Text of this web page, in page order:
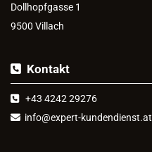
Dollhopfgasse 1
9500 Villach
 Kontakt
 +43 4242 29276
 info@expert-kundendienst.at